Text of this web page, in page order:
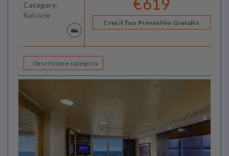
Category:
Balcone
Crea il Tuo Preventivo Gratuito
Descrizione categoria